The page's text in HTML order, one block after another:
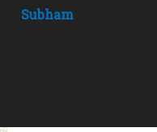
Subham